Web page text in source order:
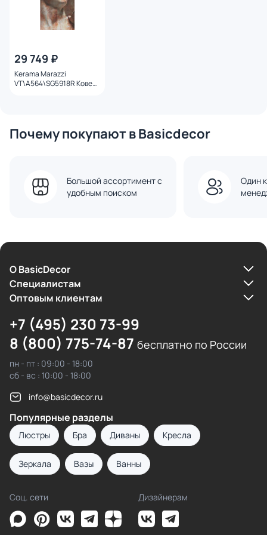
29 749 ₽
Kerama Marazzi
VT\A564\SG5918R Ковер
Почему покупают в Basicdecor
Большой ассортимент с
удобным поиском
Один
О BasicDecor
Cпециалистам
Оптовым клиентам
+7 (495) 230 73-99
8 (800) 775-74-87 бесплатно по России
пн - пт : 09:00 - 18:00
сб - вс : 10:00 - 18:00
info@basicdecor.ru
Популярные разделы
Люстры Бра Диваны Кресла
Зеркала Вазы Ванны
Соц. сети Дизайнерам